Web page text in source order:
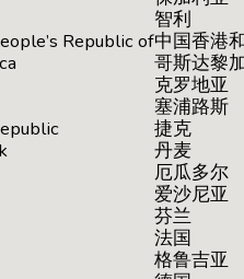
智利
Republic of中国香港
哥斯达黎
克罗地亚
塞浦路斯
捷克
丹麦
厄瓜多尔
爱沙尼亚
芬兰
法国
格鲁吉亚